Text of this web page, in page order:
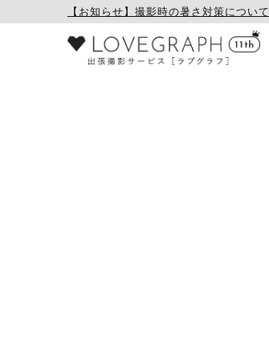
【お知らせ】撮影時の暑さ対策について